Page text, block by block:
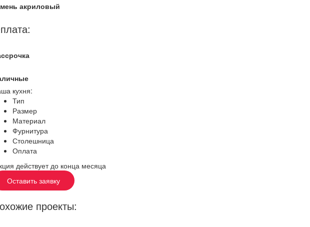
акриловый
кухня:
Тип
Размер
Материал
Фурнитура
Столешница
Оплата
действует до конца месяца
Оставить заявку
проекты: